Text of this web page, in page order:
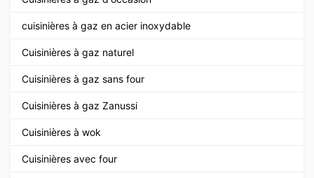
cuisinières à gaz en acier inoxydable
Cuisinières à gaz naturel
Cuisinières à gaz sans four
Cuisinières à gaz Zanussi
Cuisinières à wok
Cuisinières avec four